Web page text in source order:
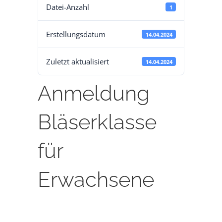
DÄTSCHERFEST
DER VEREIN
ANSPRECHPARTNER
BILDERGALERIE
Datei-Anzahl 1
Erstellungsdatum 14.04.2024
Zuletzt aktualisiert 14.04.2024
Anmeldung
Bläserklasse
für
Erwachsene